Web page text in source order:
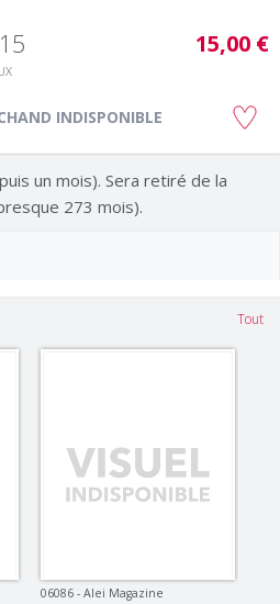
15,00 €
INDISPONIBLE
un mois). Sera retiré de la
273 mois).
Tout
06086 - Alei Magazine